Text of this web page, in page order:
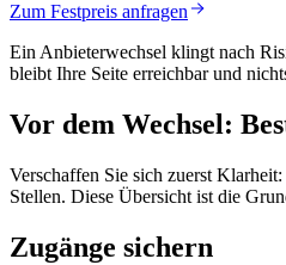
Zum Festpreis anfragen
Ein Anbieterwechsel klingt nach
bleibt Ihre Seite erreichbar und
Vor dem Wechsel:
Verschaffen Sie sich zuerst
Stellen. Diese Übersicht ist die
Zugänge sichern